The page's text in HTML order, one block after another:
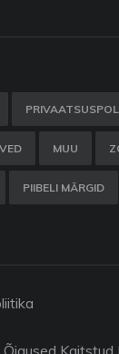
MUU
PIIBELI MÄRGID